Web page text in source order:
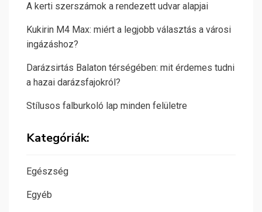
A kerti szerszámok a rendezett udvar alapjai
Kukirin M4 Max: miért a legjobb választás a városi
ingázáshoz?
Darázsirtás Balaton térségében: mit érdemes tudni
a hazai darázsfajokról?
Stílusos falburkoló lap minden felületre
Kategóriák:
Egészség
Egyéb